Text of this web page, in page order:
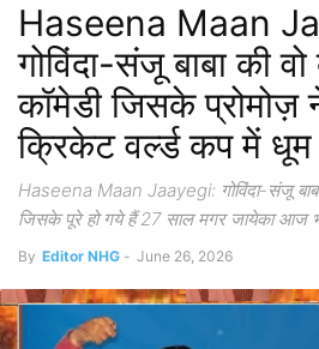
Haseena Maan
गोविंदा-संजू बाबा की
कॉमेडी जिसके
क्रिकेट वर्ल्ड कप में धूम
Haseena Maan Jaayegi: गोविंदा-संजू बाबा
जिसके पूरे हो गये हैं 27 साल मगर जायेका आज
By Editor NHG - June 26, 2026